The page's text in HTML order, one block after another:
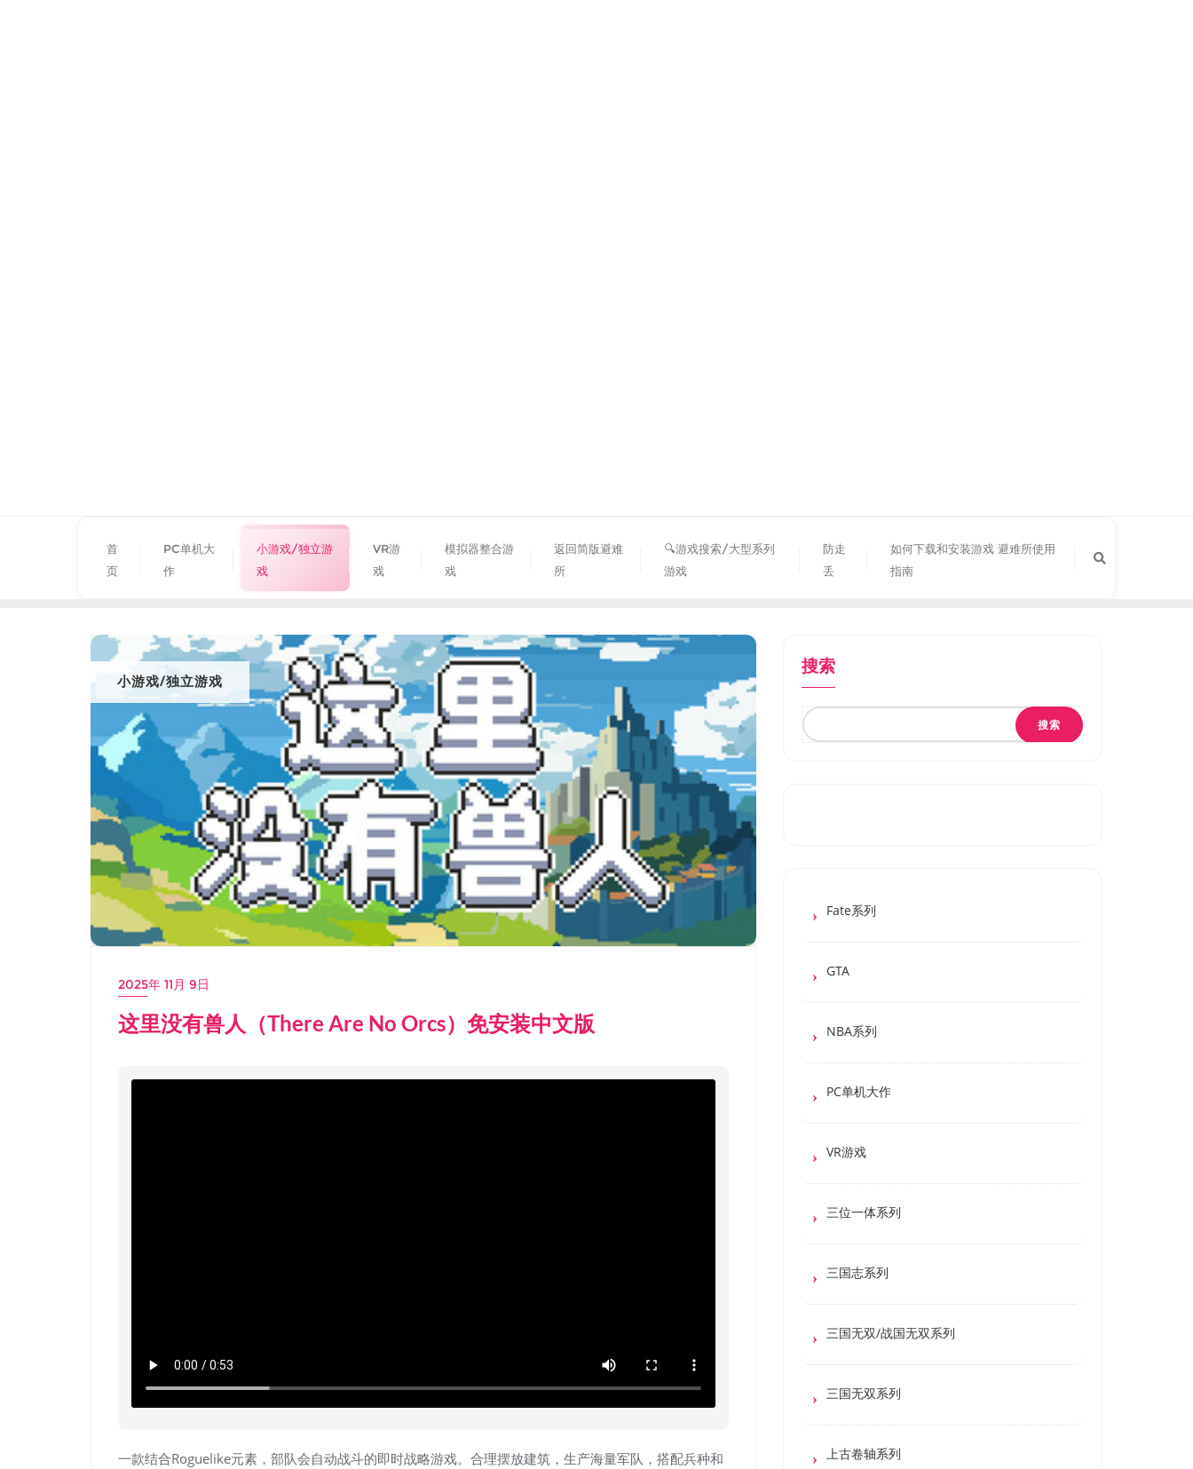
首
页
PC单机大
作
小游戏/独立游
戏
VR游
戏
模拟器整合游
戏
返回简版避难
所
🔍游戏搜索/大型系列
游戏
防走
丢
如何下载和安装游戏 避难所使用
指南
小游戏/独立游戏
2025年 11月 9日
这里没有兽人（There Are No Orcs）免安装中文版
一款结合Roguelike元素，部队会自动战斗的即时战略游戏。合理摆放建筑，生产海量军队，搭配兵种和
搜索
搜索
Fate系列
GTA
NBA系列
PC单机大作
VR游戏
三位一体系列
三国志系列
三国无双/战国无双系列
三国无双系列
上古卷轴系列